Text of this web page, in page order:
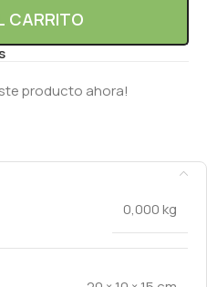
CARRITO
producto ahora!
0,000 kg